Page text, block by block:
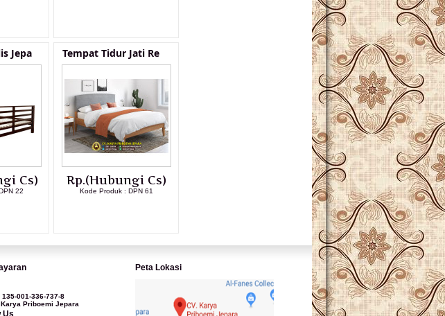
Jepa
Cs)
22
Tempat Tidur Jati Re
Rp.(Hubungi Cs)
Kode Produk : DPN 61
135-001-336-737-8
Karya Priboemi Jepara
Us
Peta Lokasi